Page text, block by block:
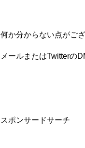
何か分からない点がご
メールまたはTwitterの
スポンサードサーチ